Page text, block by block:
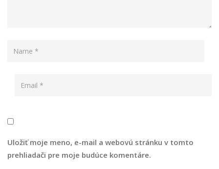
Uložiť moje meno, e-mail a webovú stránku v tomto
prehliadači pre moje budúce komentáre.